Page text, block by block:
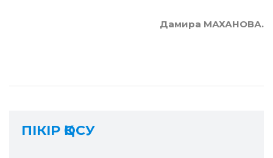
Дамира МАХАНОВА.
ПІКІР ҚОСУ